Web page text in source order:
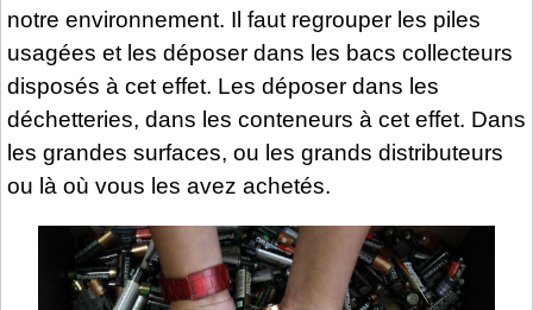
notre environnement. Il faut regrouper les piles
usagées et les déposer dans les bacs collecteurs
disposés à cet effet. Les déposer dans les
déchetteries, dans les conteneurs à cet effet. Dans
les grandes surfaces, ou les grands distributeurs
ou là où vous les avez achetés.